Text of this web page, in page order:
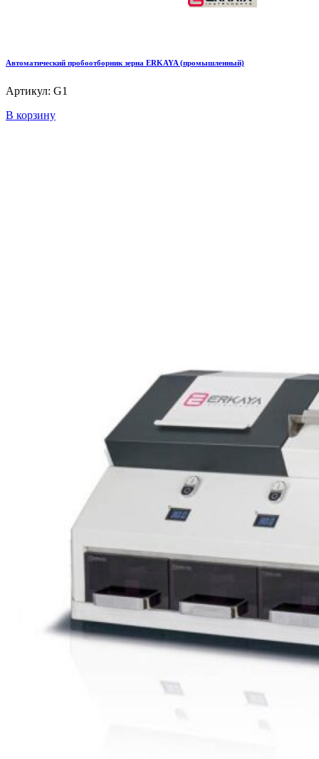
Автоматический пробоотборник зерна ERKAYA (промышленный)
Артикул: G1
В корзину